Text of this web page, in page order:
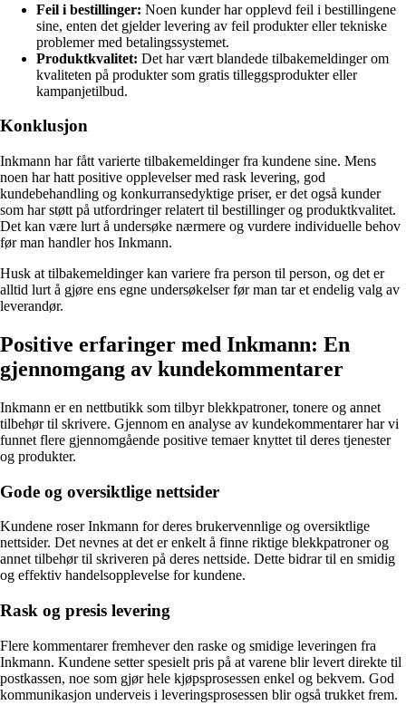
Feil i bestillinger: Noen kunder har opplevd feil i bestillingene
sine, enten det gjelder levering av feil produkter eller tekniske
problemer med betalingssystemet.
Produktkvalitet: Det har vært blandede tilbakemeldinger om
kvaliteten på produkter som gratis tilleggsprodukter eller
kampanjetilbud.
Konklusjon
Inkmann har fått varierte tilbakemeldinger fra kundene sine. Mens
noen har hatt positive opplevelser med rask levering, god
kundebehandling og konkurransedyktige priser, er det også kunder
som har støtt på utfordringer relatert til bestillinger og produktkvalitet.
Det kan være lurt å undersøke nærmere og vurdere individuelle behov
før man handler hos Inkmann.
Husk at tilbakemeldinger kan variere fra person til person, og det er
alltid lurt å gjøre ens egne undersøkelser før man tar et endelig valg av
leverandør.
Positive erfaringer med Inkmann: En
gjennomgang av kundekommentarer
Inkmann er en nettbutikk som tilbyr blekkpatroner, tonere og annet
tilbehør til skrivere. Gjennom en analyse av kundekommentarer har vi
funnet flere gjennomgående positive temaer knyttet til deres tjenester
og produkter.
Gode og oversiktlige nettsider
Kundene roser Inkmann for deres brukervennlige og oversiktlige
nettsider. Det nevnes at det er enkelt å finne riktige blekkpatroner og
annet tilbehør til skriveren på deres nettside. Dette bidrar til en smidig
og effektiv handelsopplevelse for kundene.
Rask og presis levering
Flere kommentarer fremhever den raske og smidige leveringen fra
Inkmann. Kundene setter spesielt pris på at varene blir levert direkte til
postkassen, noe som gjør hele kjøpsprosessen enkel og bekvem. God
kommunikasjon underveis i leveringsprosessen blir også trukket frem.